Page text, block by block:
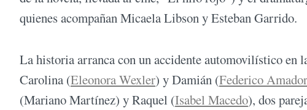
quienes acompañan Micaela Libson y Esteban Garrido.
La historia arranca con un accidente automovilístico en
Carolina (Eleonora Wexler) y Damián (Federico Amador
(Mariano Martínez) y Raquel (Isabel Macedo), dos